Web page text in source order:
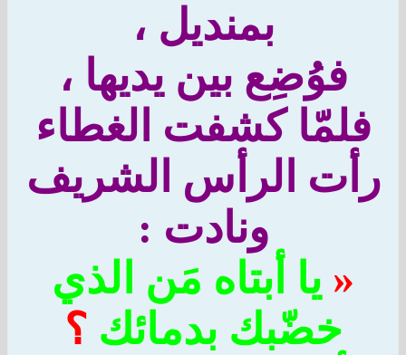
بمنديل ،
فوُضِع بين يديها ،
كشفت الغطاء
الرأس الشريف
ونادت :
يا أبتاه مَن الذي
خضّبك بدمائك؟